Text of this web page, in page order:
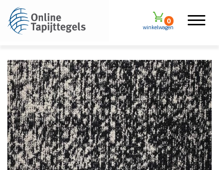
winkelwagen
0